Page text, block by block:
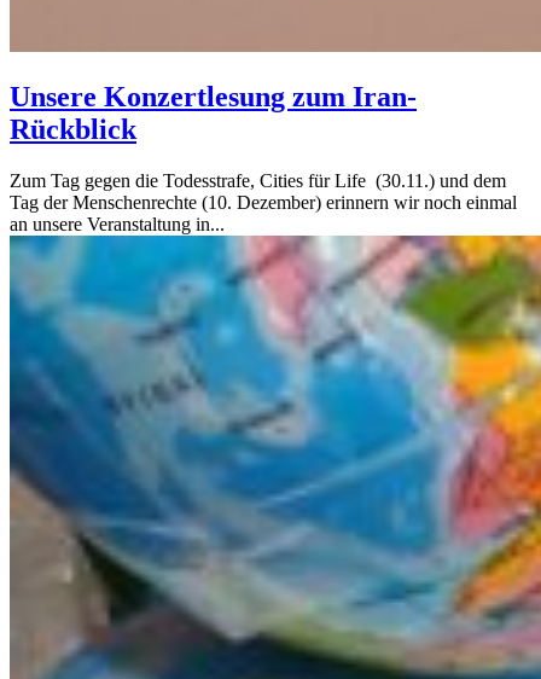
Unsere Konzertlesung zum Iran-
Rückblick
Zum Tag gegen die Todesstrafe, Cities für Life (30.11.) und dem
Tag der Menschenrechte (10. Dezember) erinnern wir noch einmal
an unsere Veranstaltung in...